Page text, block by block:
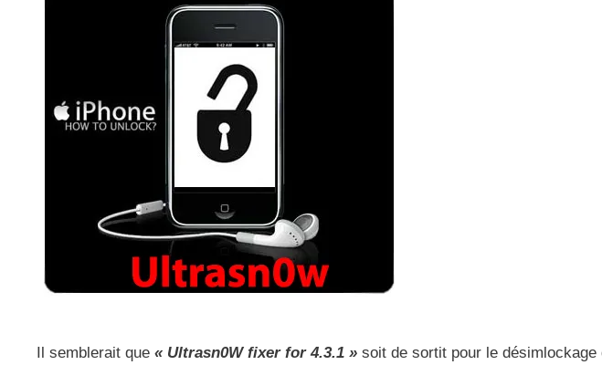
Il semblerait que « Ultrasn0W fixer for 4.3.1 » soit de sortit pour le